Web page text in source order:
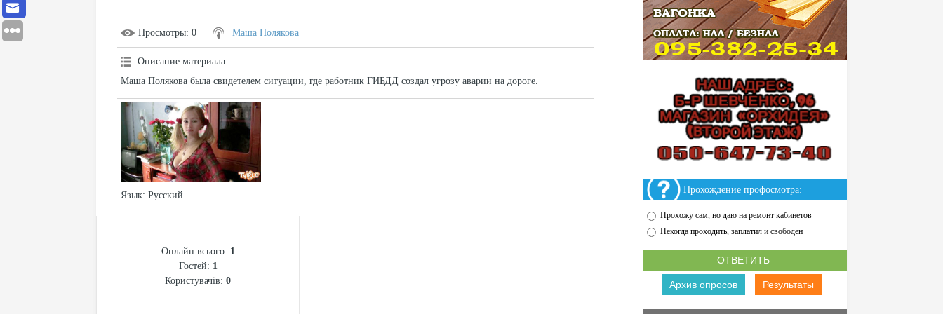
Просмотры: 0 Маша Полякова
Описание материала:
Маша Полякова была свидетелем ситуации, где работник ГИБДД создал угрозу аварии на дороге.
Язык: Русский
Прохождение профосмотра:
Прохожу сам, но даю на ремонт кабинетов
Некогда проходить, заплатил и свободен
Архив опросов Результаты
Онлайн всього: 1
Гостей: 1
Користувачів: 0